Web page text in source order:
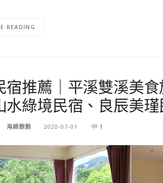
READING
宿推薦｜平溪雙溪美
水綠境民宿、良辰美
海綿飽飽 2020-07-01 1